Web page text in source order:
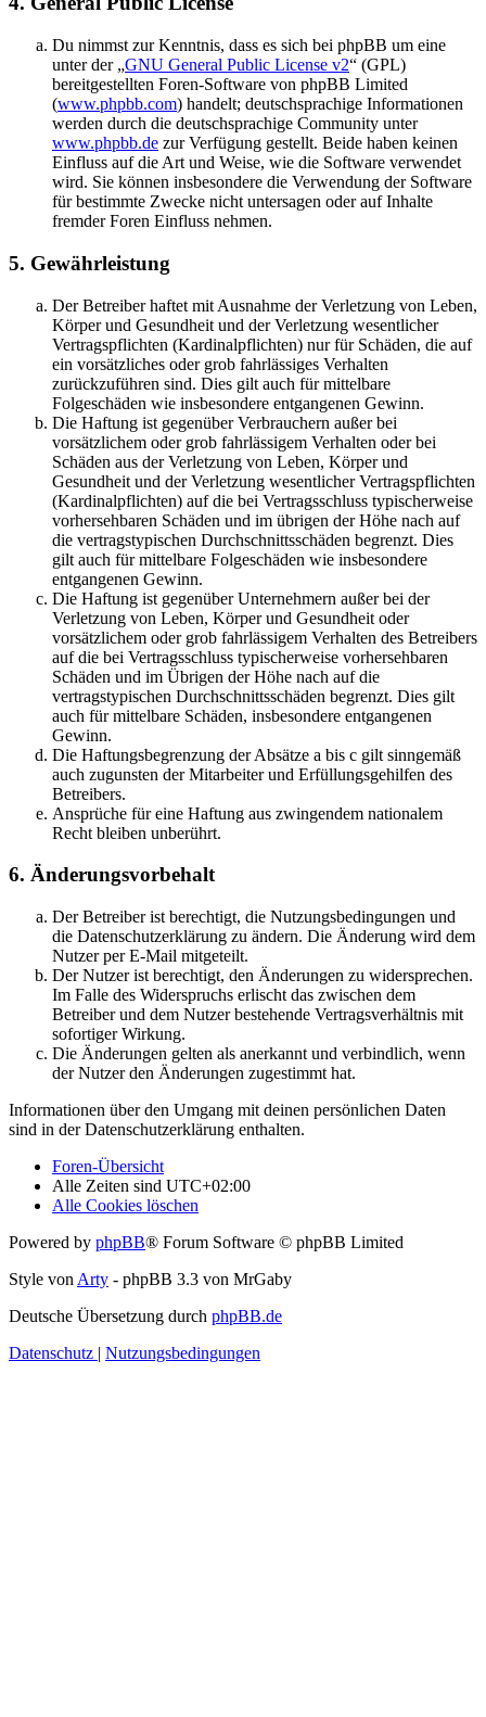
Du nimmst zur Kenntnis, dass es sich bei phpBB um eine
unter der „GNU General Public License v2“ (GPL)
bereitgestellten Foren-Software von phpBB Limited
(www.phpbb.com) handelt; deutschsprachige Informationen
werden durch die deutschsprachige Community unter
www.phpbb.de zur Verfügung gestellt. Beide haben keinen
Einfluss auf die Art und Weise, wie die Software verwendet
wird. Sie können insbesondere die Verwendung der Software
für bestimmte Zwecke nicht untersagen oder auf Inhalte
fremder Foren Einfluss nehmen.
5. Gewährleistung
Der Betreiber haftet mit Ausnahme der Verletzung von Leben,
Körper und Gesundheit und der Verletzung wesentlicher
Vertragspflichten (Kardinalpflichten) nur für Schäden, die auf
ein vorsätzliches oder grob fahrlässiges Verhalten
zurückzuführen sind. Dies gilt auch für mittelbare
Folgeschäden wie insbesondere entgangenen Gewinn.
Die Haftung ist gegenüber Verbrauchern außer bei
vorsätzlichem oder grob fahrlässigem Verhalten oder bei
Schäden aus der Verletzung von Leben, Körper und
Gesundheit und der Verletzung wesentlicher Vertragspflichten
(Kardinalpflichten) auf die bei Vertragsschluss typischerweise
vorhersehbaren Schäden und im übrigen der Höhe nach auf
die vertragstypischen Durchschnittsschäden begrenzt. Dies
gilt auch für mittelbare Folgeschäden wie insbesondere
entgangenen Gewinn.
Die Haftung ist gegenüber Unternehmern außer bei der
Verletzung von Leben, Körper und Gesundheit oder
vorsätzlichem oder grob fahrlässigem Verhalten des Betreibers
auf die bei Vertragsschluss typischerweise vorhersehbaren
Schäden und im Übrigen der Höhe nach auf die
vertragstypischen Durchschnittsschäden begrenzt. Dies gilt
auch für mittelbare Schäden, insbesondere entgangenen
Gewinn.
Die Haftungsbegrenzung der Absätze a bis c gilt sinngemäß
auch zugunsten der Mitarbeiter und Erfüllungsgehilfen des
Betreibers.
Ansprüche für eine Haftung aus zwingendem nationalem
Recht bleiben unberührt.
6. Änderungsvorbehalt
Der Betreiber ist berechtigt, die Nutzungsbedingungen und
die Datenschutzerklärung zu ändern. Die Änderung wird dem
Nutzer per E-Mail mitgeteilt.
Der Nutzer ist berechtigt, den Änderungen zu widersprechen.
Im Falle des Widerspruchs erlischt das zwischen dem
Betreiber und dem Nutzer bestehende Vertragsverhältnis mit
sofortiger Wirkung.
Die Änderungen gelten als anerkannt und verbindlich, wenn
der Nutzer den Änderungen zugestimmt hat.
Informationen über den Umgang mit deinen persönlichen Daten
sind in der Datenschutzerklärung enthalten.
Foren-Übersicht
Alle Zeiten sind UTC+02:00
Alle Cookies löschen
Powered by phpBB® Forum Software © phpBB Limited
Style von Arty - phpBB 3.3 von MrGaby
Deutsche Übersetzung durch phpBB.de
Datenschutz | Nutzungsbedingungen